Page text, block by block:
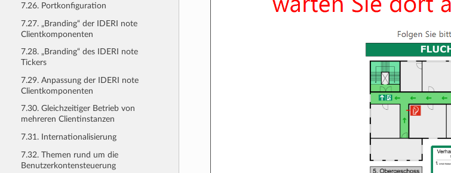
7.26. Portkonfiguration
7.27. „Branding“ der IDERI note
Clientkomponenten
7.28. „Branding“ des IDERI note
Tickers
7.29. Anpassung der IDERI note
Clientkomponenten
7.30. Gleichzeitiger Betrieb von
mehreren Clientinstanzen
7.31. Internationalisierung
7.32. Themen rund um die
Benutzerkontensteuerung